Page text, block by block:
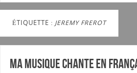
ÉTIQUETTE : JEREMY FREROT
Ma musique chante en